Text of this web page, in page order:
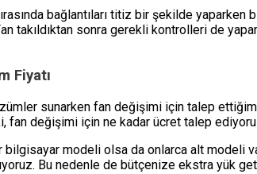
bağlantıları titiz bir şekilde yaparken
takıldıktan sonra gerekli kontrolleri de
Fiyatı
sunarken fan değişimi için talep
fan değişimi için ne kadar ücret talep
bilgisayar modeli olsa da onlarca alt modeli
Bu nedenle de bütçenize ekstra yük